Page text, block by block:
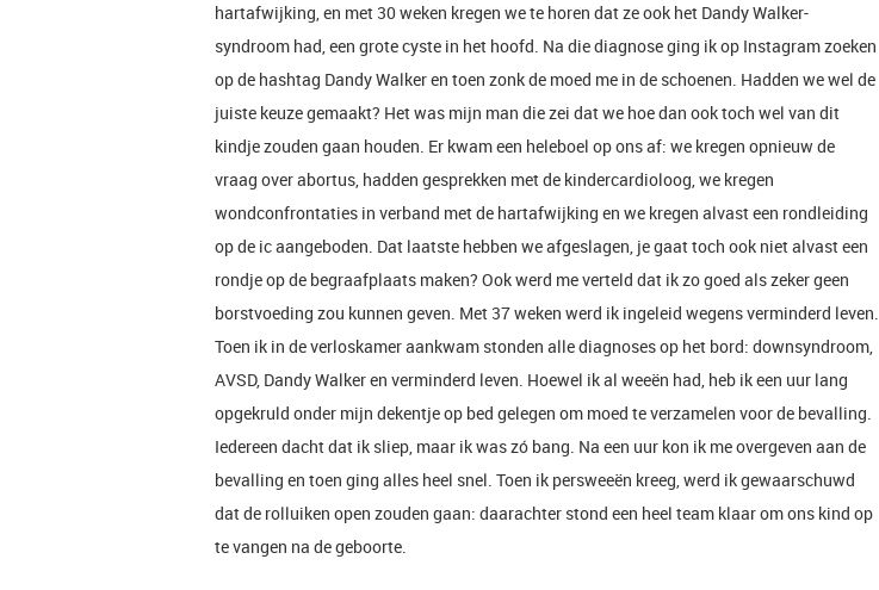
hartafwijking, en met 30 weken kregen we te horen dat ze ook het Dandy Walker-
syndroom had, een grote cyste in het hoofd. Na die diagnose ging ik op Instagram zoeken
op de hashtag Dandy Walker en toen zonk de moed me in de schoenen. Hadden we wel de
juiste keuze gemaakt? Het was mijn man die zei dat we hoe dan ook toch wel van dit
kindje zouden gaan houden. Er kwam een heleboel op ons af: we kregen opnieuw de
vraag over abortus, hadden gesprekken met de kindercardioloog, we kregen
wondconfrontaties in verband met de hartafwijking en we kregen alvast een rondleiding
op de ic aangeboden. Dat laatste hebben we afgeslagen, je gaat toch ook niet alvast een
rondje op de begraafplaats maken? Ook werd me verteld dat ik zo goed als zeker geen
borstvoeding zou kunnen geven. Met 37 weken werd ik ingeleid wegens verminderd leven.
Toen ik in de verloskamer aankwam stonden alle diagnoses op het bord: downsyndroom,
AVSD, Dandy Walker en verminderd leven. Hoewel ik al weeën had, heb ik een uur lang
opgekruld onder mijn dekentje op bed gelegen om moed te verzamelen voor de bevalling.
Iedereen dacht dat ik sliep, maar ik was zó bang. Na een uur kon ik me overgeven aan de
bevalling en toen ging alles heel snel. Toen ik persweeën kreeg, werd ik gewaarschuwd
dat de rolluiken open zouden gaan: daarachter stond een heel team klaar om ons kind op
te vangen na de geboorte.